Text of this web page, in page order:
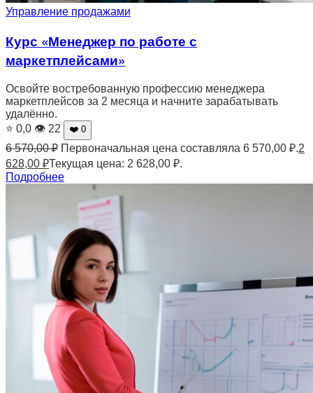
Управление продажами
Курс «Менеджер по работе с
маркетплейсами»
Освойте востребованную профессию менеджера
маркетплейсов за 2 месяца и начните зарабатывать
удалённо.
⭐ 0,0 👁 22 ❤️ 0
6 570,00₽ Первоначальная цена составляла 6 570,00 ₽.2
628,00 ₽Текущая цена: 2 628,00 ₽.
Подробнее